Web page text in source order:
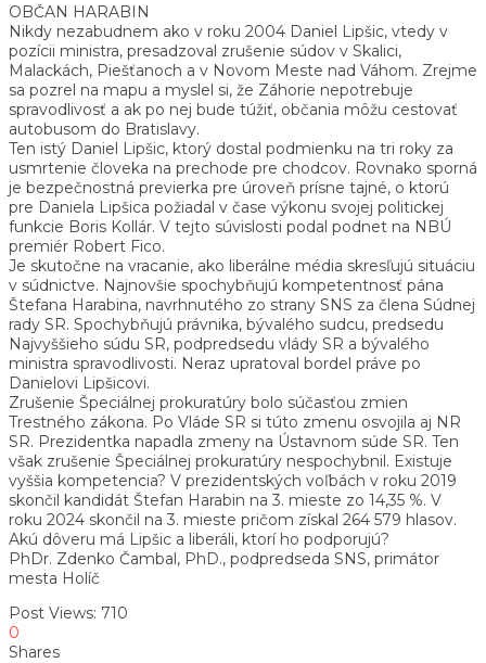
OBČAN HARABIN
Nikdy nezabudnem ako v roku 2004 Daniel Lipšic, vtedy v
pozícii ministra, presadzoval zrušenie súdov v Skalici,
Malackách, Piešťanoch a v Novom Meste nad Váhom. Zrejme
sa pozrel na mapu a myslel si, že Záhorie nepotrebuje
spravodlivosť a ak po nej bude túžiť, občania môžu cestovať
autobusom do Bratislavy.
Ten istý Daniel Lipšic, ktorý dostal podmienku na tri roky za
usmrtenie človeka na prechode pre chodcov. Rovnako sporná
je bezpečnostná previerka pre úroveň prísne tajné, o ktorú
pre Daniela Lipšica požiadal v čase výkonu svojej politickej
funkcie Boris Kollár. V tejto súvislosti podal podnet na NBÚ
premiér Robert Fico.
Je skutočne na vracanie, ako liberálne média skresľujú situáciu
v súdnictve. Najnovšie spochybňujú kompetentnosť pána
Štefana Harabina, navrhnutého zo strany SNS za člena Súdnej
rady SR. Spochybňujú právnika, bývalého sudcu, predsedu
Najvyššieho súdu SR, podpredsedu vlády SR a bývalého
ministra spravodlivosti. Neraz upratoval bordel práve po
Danielovi Lipšicovi.
Zrušenie Špeciálnej prokuratúry bolo súčasťou zmien
Trestného zákona. Po Vláde SR si túto zmenu osvojila aj NR
SR. Prezidentka napadla zmeny na Ústavnom súde SR. Ten
však zrušenie Špeciálnej prokuratúry nespochybnil. Existuje
vyššia kompetencia? V prezidentských voľbách v roku 2019
skončil kandidát Štefan Harabin na 3. mieste zo 14,35 %. V
roku 2024 skončil na 3. mieste pričom získal 264 579 hlasov.
Akú dôveru má Lipšic a liberáli, ktorí ho podporujú?
PhDr. Zdenko Čambal, PhD., podpredseda SNS, primátor
mesta Holíč
Post Views: 710
0
Shares